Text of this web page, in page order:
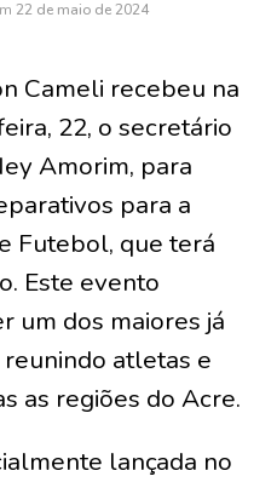
22 de maio de 2024
Cameli recebeu na
22, o secretário
Amorim, para
para a
Futebol, que terá
Este evento
um dos maiores já
atletas e
as regiões do Acre.
lançada no